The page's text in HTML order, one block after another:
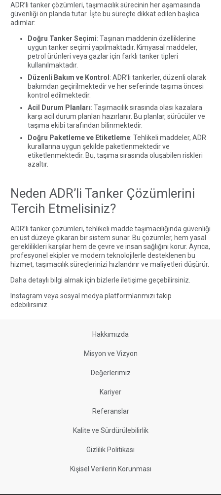
ADR’li tanker çözümleri, taşımacılık sürecinin her aşamasında
güvenliği ön planda tutar. İşte bu süreçte dikkat edilen başlıca
adımlar:
Doğru Tanker Seçimi: Taşınan maddenin özelliklerine
uygun tanker seçimi yapılmaktadır. Kimyasal maddeler,
petrol ürünleri veya gazlar için farklı tanker tipleri
kullanılmaktadır.
Düzenli Bakım ve Kontrol : ADR’li tankerler, düzenli olarak
bakımdan geçirilmektedir ve her seferinde taşıma öncesi
kontrol edilmektedir.
Acil Durum Planları: Taşımacılık sırasında olası kazalara
karşı acil durum planları hazırlanır. Bu planlar, sürücüler ve
taşıma ekibi tarafından bilinmektedir.
Doğru Paketleme ve Etiketleme: Tehlikeli maddeler, ADR
kurallarına uygun şekilde paketlenmektedir ve
etiketlenmektedir. Bu, taşıma sırasında oluşabilen riskleri
azaltır.
Neden ADR’li Tanker Çözümlerini
Tercih Etmelisiniz?
ADR’li tanker çözümleri, tehlikeli madde taşımacılığında güvenliği
en üst düzeye çıkaran bir sistem sunar. Bu çözümler, hem yasal
gereklilikleri karşılar hem de çevre ve insan sağlığını korur. Ayrıca,
profesyonel ekipler ve modern teknolojilerle desteklenen bu
hizmet, taşımacılık süreçlerinizi hızlandırır ve maliyetleri düşürür.
Daha detaylı bilgi almak için bizlerle iletişime geçebilirsiniz.
Instagram veya sosyal medya platformlarımızı takip
edebilirsiniz.
Hakkımızda
Misyon ve Vizyon
Değerlerimiz
Kariyer
Referanslar
Kalite ve Sürdürülebilirlik
Gizlilik Politikası
Kişisel Verilerin Korunması